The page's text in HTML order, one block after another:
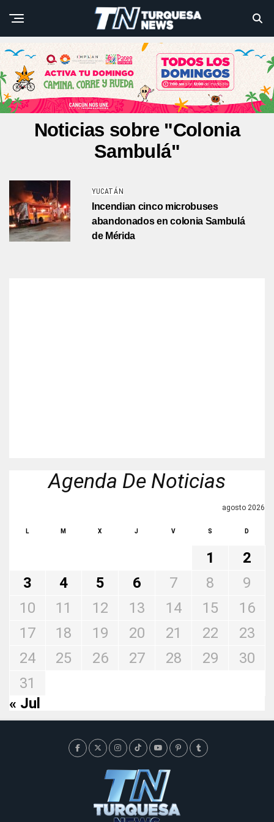
Noticias sobre "Colonia
Sambulá"
YUCATÁN
Incendian cinco microbuses
abandonados en colonia Sambulá
de Mérida
Agenda De Noticias
agosto 2026
L M X J V S D
1
2
3
4 5 6 7 8
9
10
11 12 13 14 15
16
17
18 19 20 21 22
23
24
25 26 27 28 29
30
31
« Jul